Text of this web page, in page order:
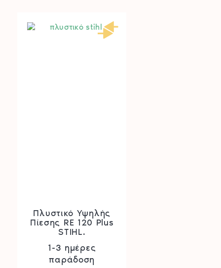
Πλυστικό Υψηλής
Πίεσης RE 120 Plus
STIHL.
1-3 ημέρες
παράδοση